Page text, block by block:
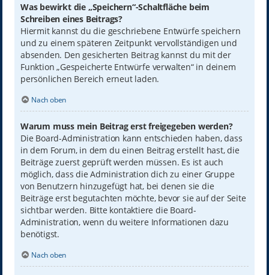
Was bewirkt die „Speichern“-Schaltfläche beim
Schreiben eines Beitrags?
Hiermit kannst du die geschriebene Entwürfe speichern
und zu einem späteren Zeitpunkt vervollständigen und
absenden. Den gesicherten Beitrag kannst du mit der
Funktion „Gespeicherte Entwürfe verwalten“ in deinem
persönlichen Bereich erneut laden.
Nach oben
Warum muss mein Beitrag erst freigegeben werden?
Die Board-Administration kann entschieden haben, dass
in dem Forum, in dem du einen Beitrag erstellt hast, die
Beiträge zuerst geprüft werden müssen. Es ist auch
möglich, dass die Administration dich zu einer Gruppe
von Benutzern hinzugefügt hat, bei denen sie die
Beiträge erst begutachten möchte, bevor sie auf der Seite
sichtbar werden. Bitte kontaktiere die Board-
Administration, wenn du weitere Informationen dazu
benötigst.
Nach oben